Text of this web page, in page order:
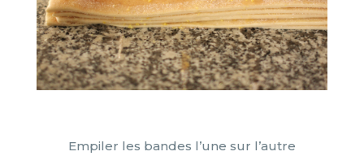
Empiler les bandes l’une sur l’autre